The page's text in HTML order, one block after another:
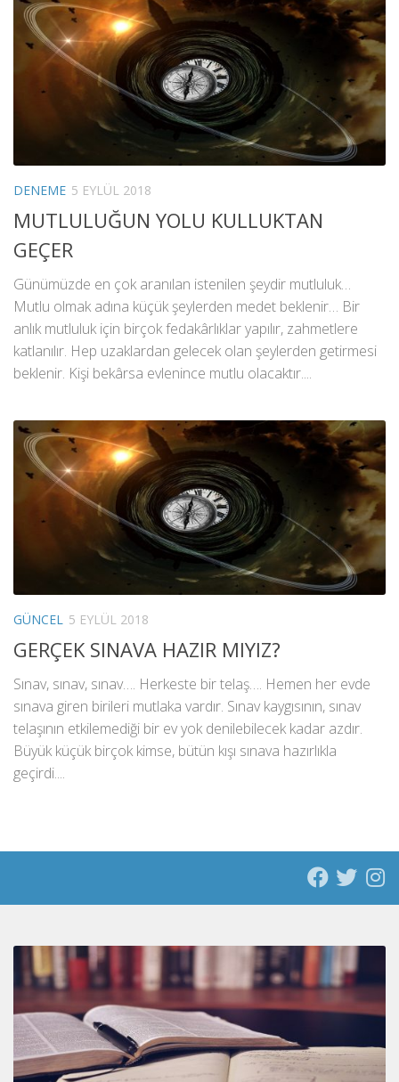
DENEME 5 EYLÜL 2018
MUTLULUĞUN YOLU KULLUKTAN
GEÇER
Günümüzde en çok aranılan istenilen şeydir mutluluk…
Mutlu olmak adına küçük şeylerden medet beklenir… Bir
anlık mutluluk için birçok fedakârlıklar yapılır, zahmetlere
katlanılır. Hep uzaklardan gelecek olan şeylerden getirmesi
beklenir. Kişi bekârsa evlenince mutlu olacaktır....
GÜNCEL 5 EYLÜL 2018
GERÇEK SINAVA HAZIR MIYIZ?
Sınav, sınav, sınav…. Herkeste bir telaş…. Hemen her evde
sınava giren birileri mutlaka vardır. Sınav kaygısının, sınav
telaşının etkilemediği bir ev yok denilebilecek kadar azdır.
Büyük küçük birçok kimse, bütün kışı sınava hazırlıkla
geçirdi....